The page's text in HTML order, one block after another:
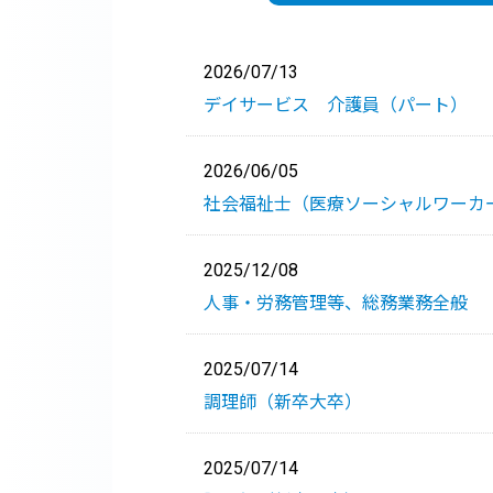
2026/07/13
デイサービス 介護員（パート）
2026/06/05
社会福祉士（医療ソーシャルワーカ
2025/12/08
人事・労務管理等、総務業務全般
2025/07/14
調理師（新卒大卒）
2025/07/14